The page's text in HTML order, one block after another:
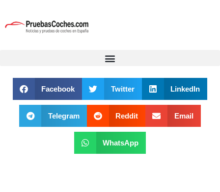
Facebook Twitter LinkedIn
Telegram Reddit Email
WhatsApp